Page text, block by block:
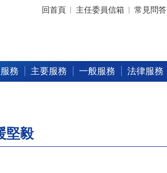
:::
回首頁 主任委員信箱 常見問答
務 主要服務 一般服務 法律服務
堅毅